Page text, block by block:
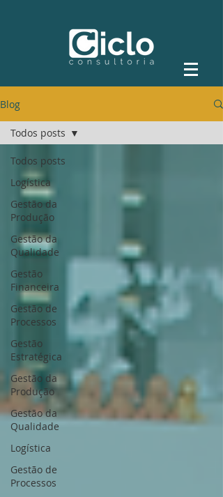
Blog
Todos posts
Logística
Gestão da
Produção
Gestão da
Qualidade
Gestão
Financeira
Gestão de
Processos
Gestão
Estratégica
Gestão da
Produção
Gestão da
Qualidade
Logística
Gestão de
Processos
Todos posts